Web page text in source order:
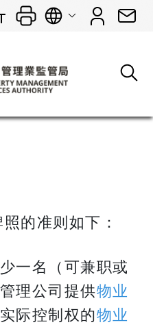
的准则如下：
一名（可兼职或
理公司提供物业
际控制权的物业